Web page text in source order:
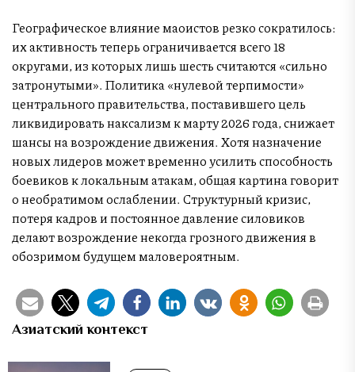
Географическое влияние маоистов резко сократилось:
их активность теперь ограничивается всего 18
округами, из которых лишь шесть считаются «сильно
затронутыми». Политика «нулевой терпимости»
центрального правительства, поставившего цель
ликвидировать наксализм к марту 2026 года, снижает
шансы на возрождение движения. Хотя назначение
новых лидеров может временно усилить способность
боевиков к локальным атакам, общая картина говорит
о необратимом ослаблении. Структурный кризис,
потеря кадров и постоянное давление силовиков
делают возрождение некогда грозного движения в
обозримом будущем маловероятным.
Азиатский контекст